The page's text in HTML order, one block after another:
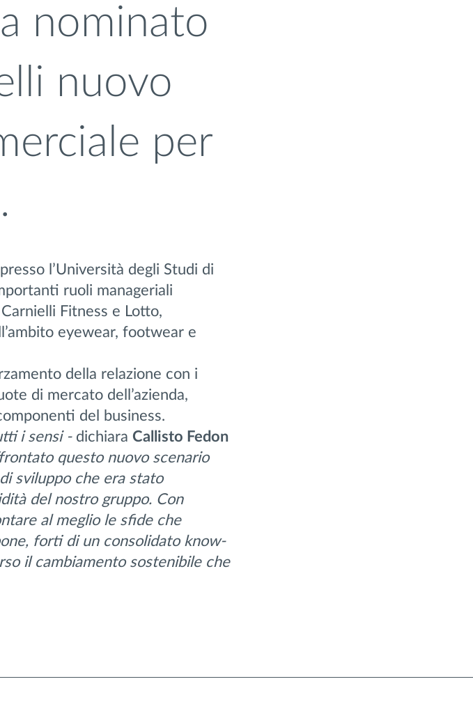
nominato
nuovo
per
l’Università degli Studi di
ruoli manageriali
Fitness e Lotto,
eyewear, footwear e
della relazione con i
di mercato dell’azienda,
del business.
i sensi - dichiara Callisto Fedon
questo nuovo scenario
sviluppo che era stato
del nostro gruppo. Con
al meglio le sfide che
forti di un consolidato know-
il cambiamento sostenibile che